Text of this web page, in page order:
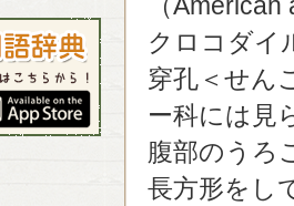
（
クロコダイ
穿孔＜せん
ー科には見
腹部のうろ
長方形をし